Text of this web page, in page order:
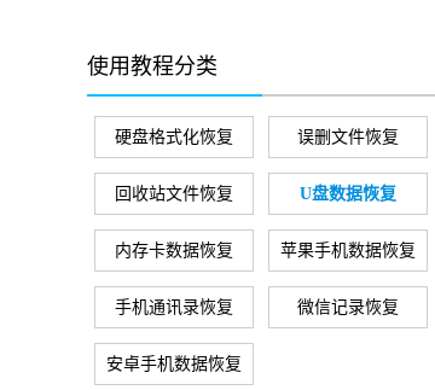
使用教程分类
硬盘格式化恢复 误删文件恢复
回收站文件恢复 U盘数据恢复
内存卡数据恢复 苹果手机数据恢复
手机通讯录恢复 微信记录恢复
安卓手机数据恢复